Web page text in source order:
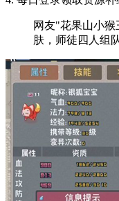
网友"花果山小
肤，师徒四人组